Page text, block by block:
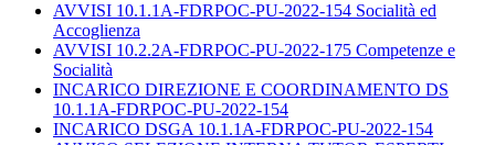
AVVISI 10.1.1A-FDRPOC-PU-2022-154 Socialità ed
Accoglienza
AVVISI 10.2.2A-FDRPOC-PU-2022-175 Competenze e
Socialità
INCARICO DIREZIONE E COORDINAMENTO DS
10.1.1A-FDRPOC-PU-2022-154
INCARICO DSGA 10.1.1A-FDRPOC-PU-2022-154